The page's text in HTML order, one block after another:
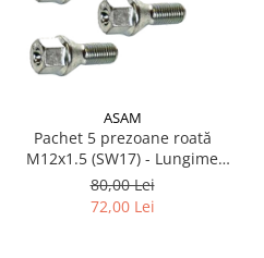
ASAM
Pachet 5 prezoane roată
M12x1.5 (SW17) - Lungime
47.5 mm, pentru jantă aliaj și
oțel
80,00 Lei
72,00 Lei